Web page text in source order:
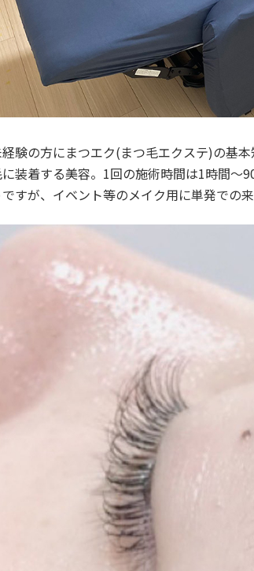
経験の方にまつエク(まつ毛エクステ)の基
装着する美容。1回の施術時間は1時間～
すが、イベント等のメイク用に単発での来